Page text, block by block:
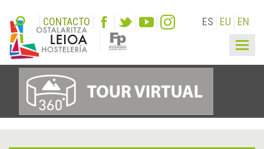
CONTACTO ES EU EN